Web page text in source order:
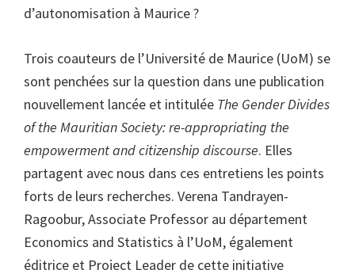
d’autonomisation à Maurice ?
Trois coauteurs de l’Université de Maurice (UoM) se
sont penchées sur la question dans une publication
nouvellement lancée et intitulée The Gender Divides
of the Mauritian Society: re-appropriating the
empowerment and citizenship discourse. Elles
partagent avec nous dans ces entretiens les points
forts de leurs recherches. Verena Tandrayen-
Ragoobur, Associate Professor au département
Economics and Statistics à l’UoM, également
éditrice et Project Leader de cette initiative